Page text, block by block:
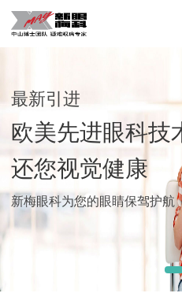
最新引进
欧美先进眼科技
还您视觉健康
新梅眼科为您的眼睛保驾护航